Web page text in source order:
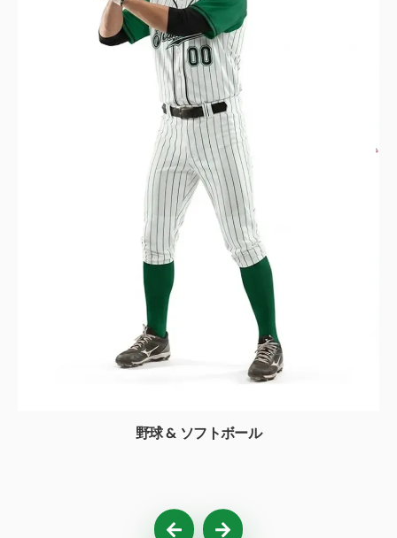
野球 & ソフトボール